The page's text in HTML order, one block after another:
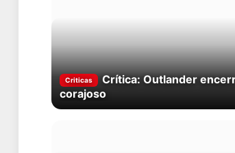
Criticas
Crítica: Outlander
corajoso